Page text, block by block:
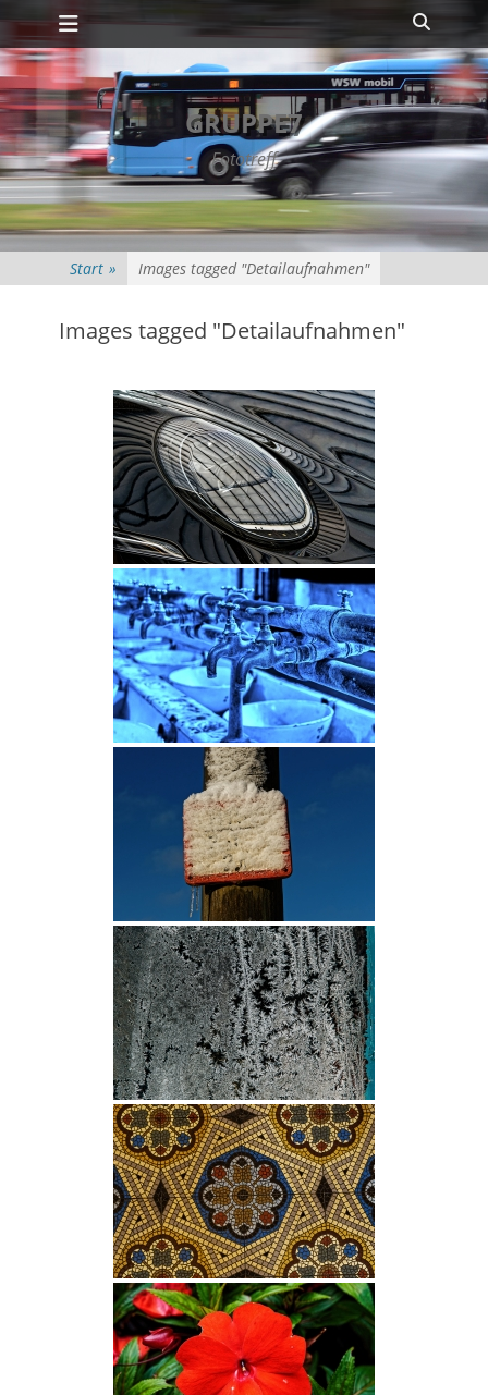
Zum
Inhalt
springen
Primäres Menü
GRUPPE7
Fototreff
Start » Images tagged "Detailaufnahmen"
Images tagged "Detailaufnahmen"